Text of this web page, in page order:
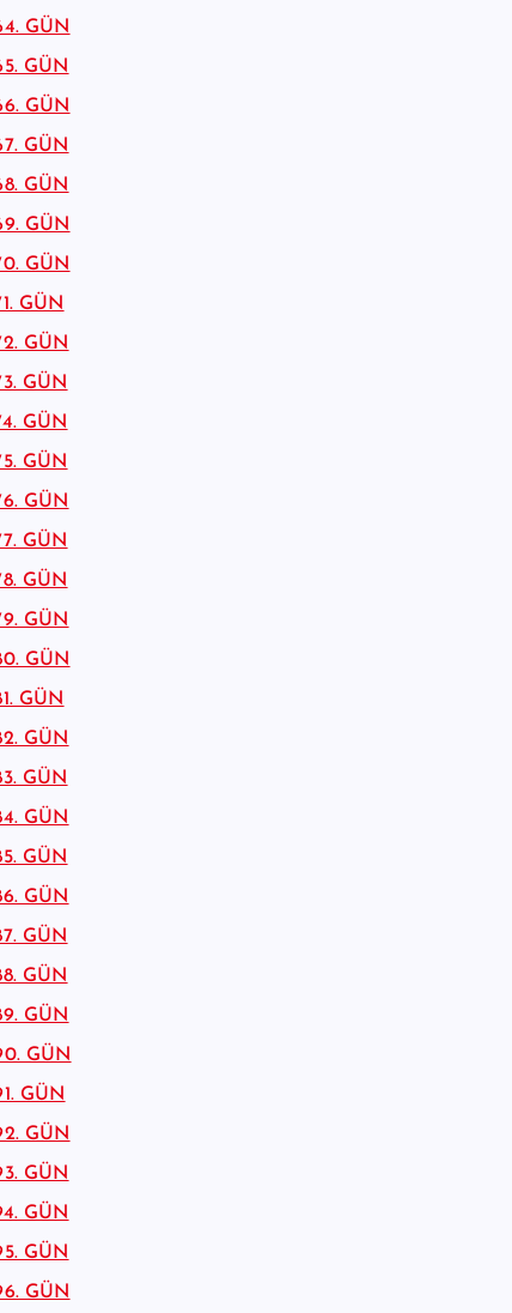
GÜN
GÜN
GÜN
GÜN
GÜN
GÜN
GÜN
GÜN
GÜN
GÜN
GÜN
GÜN
GÜN
GÜN
GÜN
GÜN
GÜN
GÜN
GÜN
GÜN
GÜN
GÜN
GÜN
GÜN
GÜN
GÜN
GÜN
GÜN
GÜN
GÜN
GÜN
GÜN
GÜN